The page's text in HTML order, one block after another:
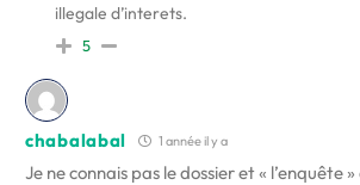
illegale d’interets.
5
chabalabal 1 année il y a
Je ne connais pas le dossier et « l’enquête »